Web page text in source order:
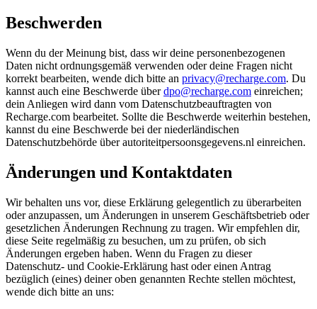
Beschwerden
Wenn du der Meinung bist, dass wir deine personenbezogenen
Daten nicht ordnungsgemäß verwenden oder deine Fragen nicht
korrekt bearbeiten, wende dich bitte an privacy@recharge.com. Du
kannst auch eine Beschwerde überdpo@recharge.com einreichen;
dein Anliegen wird dann vom Datenschutzbeauftragten von
Recharge.com bearbeitet. Sollte die Beschwerde weiterhin bestehen,
kannst du eine Beschwerde bei der niederländischen
Datenschutzbehörde über autoriteitpersoonsgegevens.nl einreichen.
Änderungen und Kontaktdaten
Wir behalten uns vor, diese Erklärung gelegentlich zu überarbeiten
oder anzupassen, um Änderungen in unserem Geschäftsbetrieb oder
gesetzlichen Änderungen Rechnung zu tragen. Wir empfehlen dir,
diese Seite regelmäßig zu besuchen, um zu prüfen, ob sich
Änderungen ergeben haben. Wenn du Fragen zu dieser
Datenschutz- und Cookie-Erklärung hast oder einen Antrag
bezüglich (eines) deiner oben genannten Rechte stellen möchtest,
wende dich bitte an uns: